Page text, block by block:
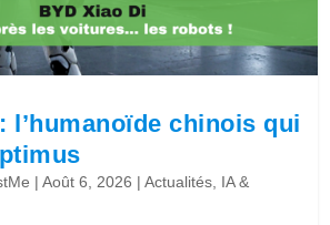
l’humanoïde chinois qui
|Août 6, 2026 |Actualités, IA &